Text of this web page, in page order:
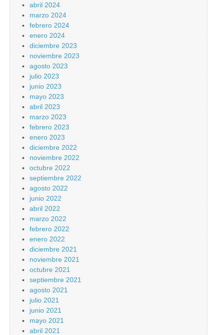
abril 2024
marzo 2024
febrero 2024
enero 2024
diciembre 2023
noviembre 2023
agosto 2023
julio 2023
junio 2023
mayo 2023
abril 2023
marzo 2023
febrero 2023
enero 2023
diciembre 2022
noviembre 2022
octubre 2022
septiembre 2022
agosto 2022
junio 2022
abril 2022
marzo 2022
febrero 2022
enero 2022
diciembre 2021
noviembre 2021
octubre 2021
septiembre 2021
agosto 2021
julio 2021
junio 2021
mayo 2021
abril 2021